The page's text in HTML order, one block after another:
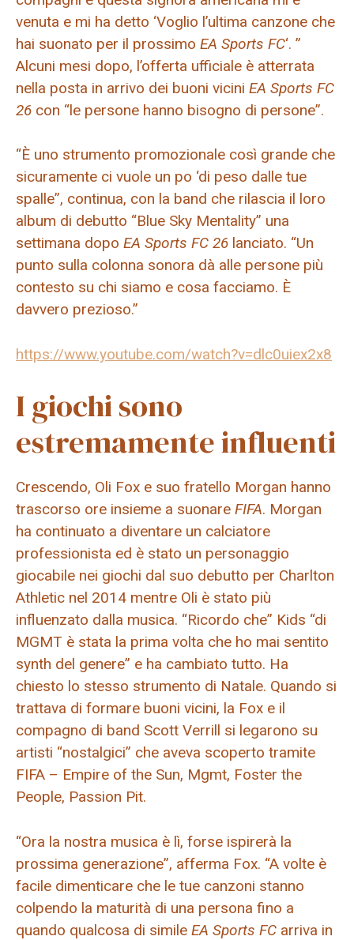
venuta e mi ha detto ‘Voglio l’ultima canzone che
hai suonato per il prossimo EA Sports FC‘. ”
Alcuni mesi dopo, l’offerta ufficiale è atterrata
nella posta in arrivo dei buoni vicini EA Sports FC
26 con “le persone hanno bisogno di persone”.
“È uno strumento promozionale così grande che
sicuramente ci vuole un po ‘di peso dalle tue
spalle”, continua, con la band che rilascia il loro
album di debutto “Blue Sky Mentality” una
settimana dopo EA Sports FC 26 lanciato. “Un
punto sulla colonna sonora dà alle persone più
contesto su chi siamo e cosa facciamo. È
davvero prezioso.”
https://www.youtube.com/watch?v=dlc0uiex2x8
I giochi sono
estremamente influenti
Crescendo, Oli Fox e suo fratello Morgan hanno
trascorso ore insieme a suonare FIFA. Morgan
ha continuato a diventare un calciatore
professionista ed è stato un personaggio
giocabile nei giochi dal suo debutto per Charlton
Athletic nel 2014 mentre Oli è stato più
influenzato dalla musica. “Ricordo che” Kids “di
MGMT è stata la prima volta che ho mai sentito
synth del genere” e ha cambiato tutto. Ha
chiesto lo stesso strumento di Natale. Quando si
trattava di formare buoni vicini, la Fox e il
compagno di band Scott Verrill si legarono su
artisti “nostalgici” che aveva scoperto tramite
FIFA – Empire of the Sun, Mgmt, Foster the
People, Passion Pit.
“Ora la nostra musica è lì, forse ispirerà la
prossima generazione”, afferma Fox. “A volte è
facile dimenticare che le tue canzoni stanno
colpendo la maturità di una persona fino a
quando qualcosa di simile EA Sports FC arriva in